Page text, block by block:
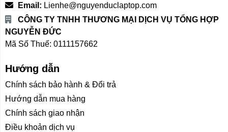
giống như bàn tay con người, cùng với việc kết hợp
động cơ truyền động trực tiếp, giúp linh hoạt điều khiển
lồng giặt để vừa mang lại hiệu quả giặt sạch, vừa vận
hành êm ái, tránh làm ảnh hưởng đến không gian yên
cơ truyền động trực tiếp – tích hợp trí tuệ nhân tạo
AI nên máy giặt sấy này còn có khả năng cảm nhận độ
mềm mại của sợi vải bên cạnh phát hiện ra trọng lượng
của quần áo, giúp tối ưu hóa chương trình, góp phần
làm giảm sự hư tổn của sợi vải trong quá trình giặt.
Email: Lienhe@nguyenduclaptop.com
CÔNG TY TNHH THƯƠNG MẠI DỊCH VỤ TỔNG HỢP
NGUYỄN ĐỨC
Mã Số Thuế: 0111157662
Hướng dẫn
Chính sách bảo hành & Đổi trả
Hướng dẫn mua hàng
Chính sách giao nhận
Điều khoản dịch vụ